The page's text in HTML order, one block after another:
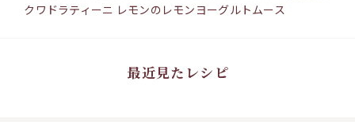
15min
クワドラティーニ レモンのレモンヨーグルトムース
最近見たレシピ